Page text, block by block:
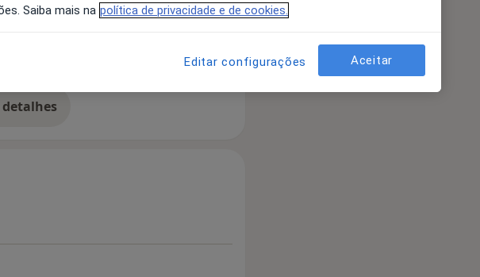
oral, estando munidos dos
disponíveis, numa instalações
atingindo a excelência em cada
a experiência
Saiba mais na política de privacidade e de cookies.
Editar configurações Aceitar